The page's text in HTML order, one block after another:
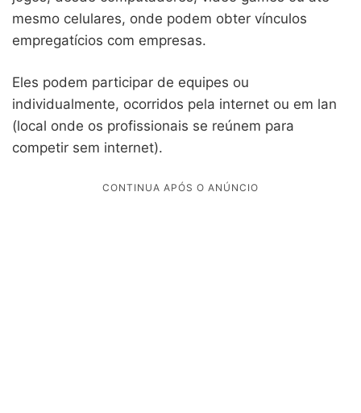
mesmo celulares, onde podem obter vínculos
empregatícios com empresas.
Eles podem participar de equipes ou
individualmente, ocorridos pela internet ou em lan
(local onde os profissionais se reúnem para
competir sem internet).